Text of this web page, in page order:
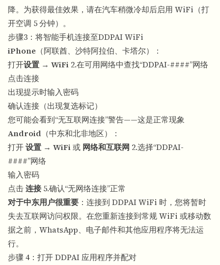
降。为获得最佳效果，请在汽车稍微冷却后启用 WiFi（打
开空调 5 分钟）。
步骤3：将智能手机连接至DDPAI WiFi
iPhone （阿联酋、沙特阿拉伯、卡塔尔）：
打开设置 → WiFi 2.在可用网络中查找“DDPAI-####”网络
点击连接
出现提示时输入密码
确认连接（出现复选标记）
您可能会看到“无互联网连接”警告——这是正常现象
Android （中东和北非地区）：
打开设置 → WiFi或 网络和互联网 2.选择“DDPAI-
####”网络
输入密码
点击连接5.确认“无网络连接”正常
对于中东用户很重要 ：连接到 DDPAI WiFi 时，您将暂时
失去互联网访问权限。在您重新连接到常规 WiFi 或移动数
据之前，WhatsApp、电子邮件和其他应用程序将无法运
行。
步骤 4：打开 DDPAI 应用程序并配对